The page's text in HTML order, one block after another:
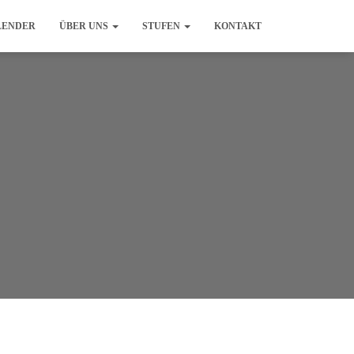
ÜBER UNS STUFEN KONTAKT